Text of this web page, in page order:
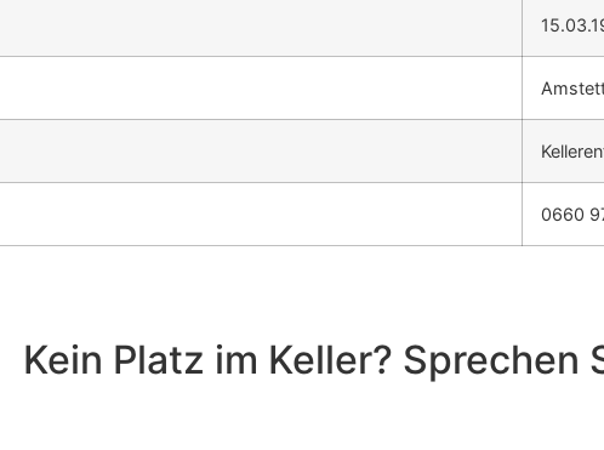
0660
Kein Platz im Keller? Sprechen